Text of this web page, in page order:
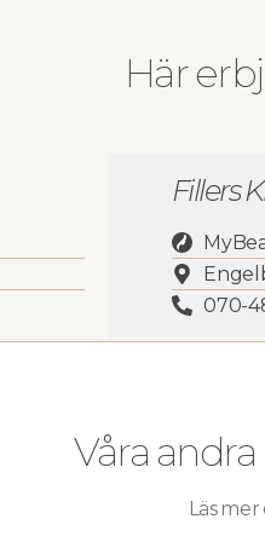
Här
Fillers
070-
Våra
Läs